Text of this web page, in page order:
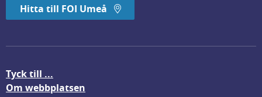
Hitta till FOI Umeå
Tyck till ...
Om webbplatsen